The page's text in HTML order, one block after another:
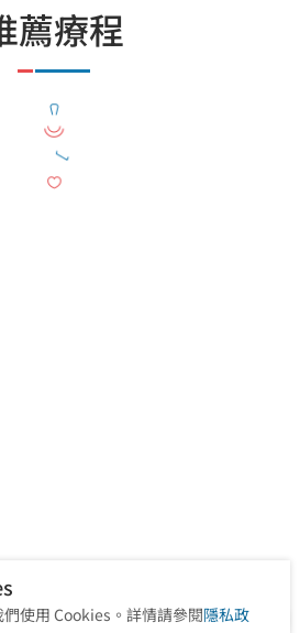
薦療程
高能射頻治療
使用 Cookies。詳情請參閱隱私政